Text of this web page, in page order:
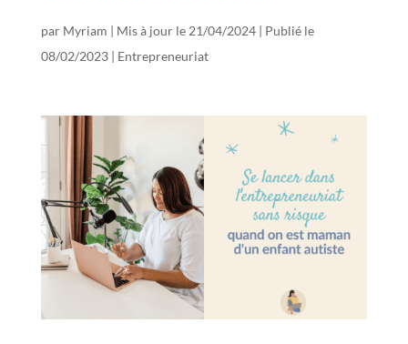
par Myriam | Mis à jour le 21/04/2024 | Publié le
08/02/2023| Entrepreneuriat